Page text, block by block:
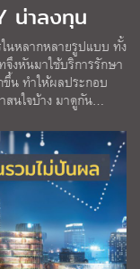
น่าลงทุน
นหลากหลายรูปแบบ ทั้ง
งหันมาใช้บริการรักษา
น ทำให้ผลประกอบ
สนใจบ้าง มาดูกัน…